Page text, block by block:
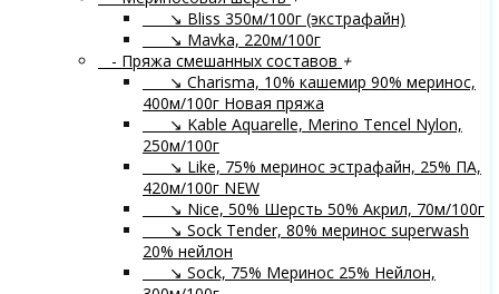
↘ Bliss 350м/100г (экстрафайн)
↘ Mavka, 220м/100г
- Пряжа смешанных составов +
↘ Charisma, 10% кашемир 90% меринос,
400м/100г Новая пряжа
↘ Kable Aquarelle, Merino Tencel Nylon,
250м/100г
↘ Like, 75% меринос эстрафайн, 25% ПА,
420м/100г NEW
↘ Nice, 50% Шерсть 50% Акрил, 70м/100г
↘ Sock Tender, 80% меринос superwash
20% нейлон
↘ Sock, 75% Меринос 25% Нейлон,